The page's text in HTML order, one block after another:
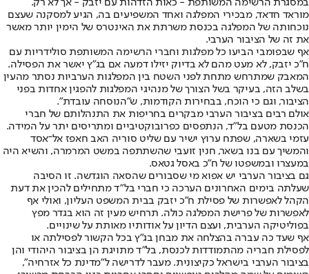
במסגרת הרשימה המשותפת - כאות הזדהות עם יזבק - אך לא רק.
מוראד חדאד, מבכירי המפלגה ואחד המשפיעים בה, הגיע למסקנה שעצם
נוכחותה של המפלגה בכנסת משרתת את האינטרס של הימין יותר מאשר
את זה של הציבור הערבי.
אף שבפומבי הביעו כל מפלגות וחברי הרשימה המשותפת סולידריות עם
ח"כ יזבק, לא מעט מהם לא בדיוק יזילו דמעה אם בג"ץ יאשר את הפסילה.
המאבק שמתרחש מתחת לפני השטח בין המפלגות הערביות נסתר מהעין
בשלב הזה, בעיקר בשל הצורך של מנהיגי המפלגות להפגין אחדות בפני
הציבור, וגם כי הוכח, בבחירות הקודמות, ש"הנוסחה עובדת".
אולם רבים בציבור הערבי מבקרים בחריפות את התנהלותם של חברי
הכנסת מטעם בל"ד, הנתפסים כפרובוקטיביים ומתריסים יתר על המידה.
עזמי בשארה, שפתח ערוץ ישיר עם שליט סוריה האב חאפז אל־אסד
והמשיך עם בנו בשאר, חנין זועבי שהשתתפה במשט המרמרה, והשיא היה
במעצרו ובמשפטו של ח"כ באסל גטאס.
גם בציבור הערבי יש אפוא מי שסבורים שהסאה הוגדשה. זו הסיבה
שעלתה בימים האחרונים הערכה כי חברי בל"ד מתחילים להכין את דעת
הקהל לאפשרות של פסילת ח"כ יזבק בבית המשפט העליון, ואולי אף
לאפשרות של פרישת המפלגה כולה. תרחיש מעין זה הוא בגדר מפץ
בפוליטיקה הערבית, ועצם הדיון על אודותיו מאותת על שינויים.
אף שעד כה עברה בהצלחה את מבחן בג"ץ בכל הקשור לפסילתה או
לפסילת חבריה מהתמודדות לכנסת, בל"ד מתויגת הן בציבור היהודי והן
בציבור הערבי בישראל כקיצונית. מעבר לדרישה ל"מדינת כל אזרחיה",